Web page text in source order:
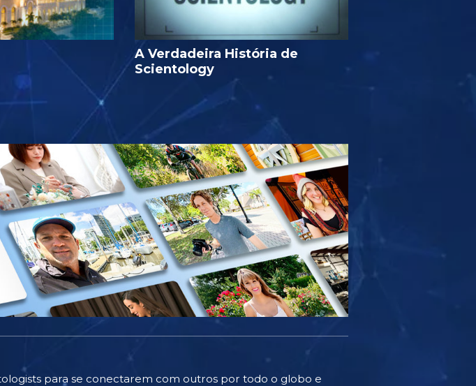
A Verdadeira História de
Scientology
para se conectarem com outros por todo o globo e